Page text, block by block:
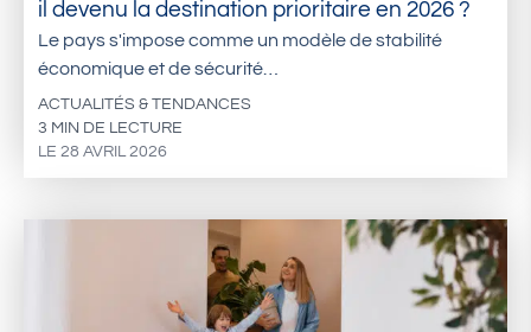
il devenu la destination prioritaire en 2026 ?
Le pays s'impose comme un modèle de stabilité
économique et de sécurité…
ACTUALITÉS & TENDANCES
3 MIN DE LECTURE
LE 28 AVRIL 2026